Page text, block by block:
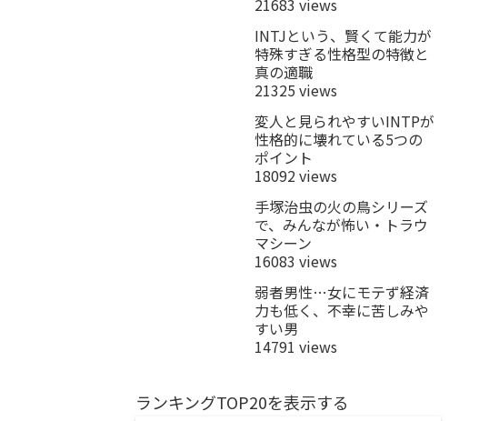
21683 views
INTJという、賢くて能力が
特殊すぎる性格型の特徴と
真の適職
21325 views
変人と見られやすいINTPが
性格的に壊れている5つの
ポイント
18092 views
手塚治虫の火の鳥シリーズ
で、みんなが怖い・トラウ
マシーン
16083 views
弱者男性…女にモテず経済
力も低く、不幸に苦しみや
すい男
14791 views
ランキングTOP20を表示する